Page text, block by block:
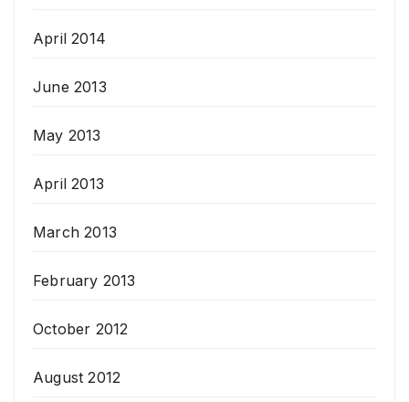
April 2014
June 2013
May 2013
April 2013
March 2013
February 2013
October 2012
August 2012